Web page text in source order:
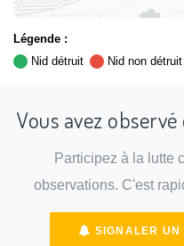
Légende :
Nid détruit
Nid non détruit
Vous avez
Participez à la lutte
observations. C'est
SIGNALER UN